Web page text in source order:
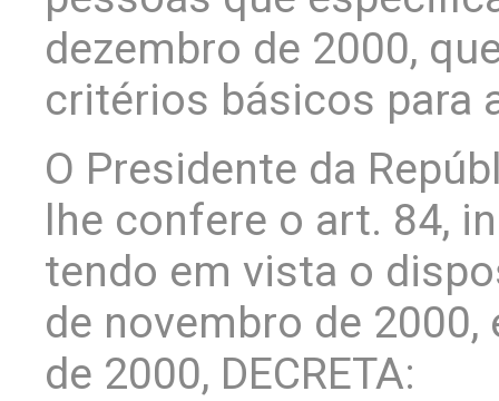
dezembro de 2000,
critérios básicos para
O Presidente da
lhe confere o art. 84,
tendo em vista o
de novembro de 2000,
de 2000, DECRETA: